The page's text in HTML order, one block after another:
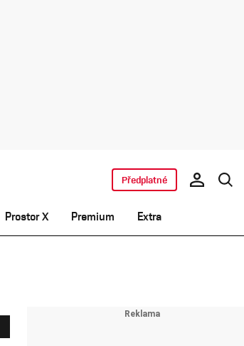
Prostor X Premium Extra
Předplatné